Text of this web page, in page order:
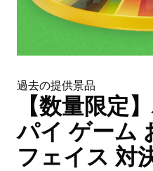
過去の提供景品
【数量限定
パイ ゲーム
フェイス 対